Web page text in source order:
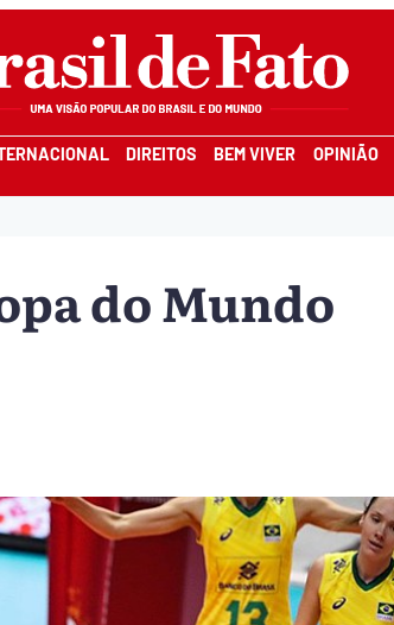
DIREITOS BEM VIVER OPINIÃO
do Mundo